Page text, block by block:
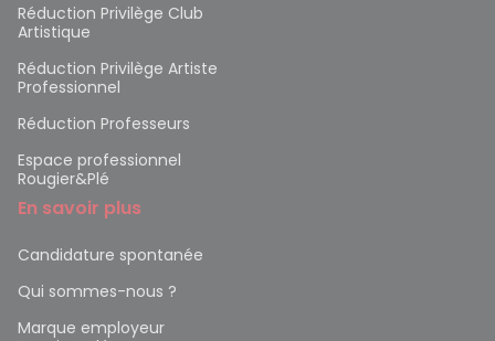
Réduction Privilège Club
Artistique
Réduction Privilège Artiste
Professionnel
Réduction Professeurs
Espace professionnel
Rougier&Plé
En savoir plus
Candidature spontanée
Qui sommes-nous ?
Marque employeur